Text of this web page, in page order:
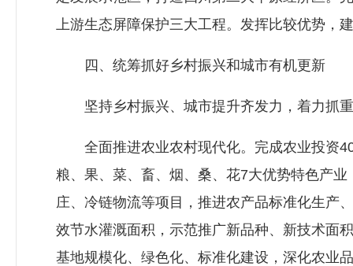
上游生态屏障保护三大工程。发挥比较优势，
四、统筹抓好乡村振兴和城市有机更新
坚持乡村振兴、城市提升齐发力，着力抓重
全面推进农业农村现代化。完成农业投资40
粮、果、菜、畜、烟、桑、花7大优势特色产
庄、冷链物流等项目，推进农产品标准化生产
效节水灌溉面积，示范推广新品种、新技术面
基地规模化、绿色化、标准化建设，深化农业